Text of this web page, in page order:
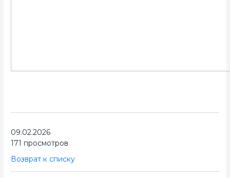
09.02.2026
171 просмотров
Возврат к списку